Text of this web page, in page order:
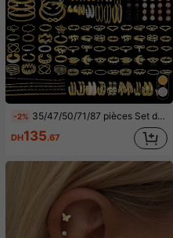
-2% 35/47/50/71/87 pièces Set de bijoux style bohème, comprenant des boucles d'oreilles, colliers, bagues, bracelets avec motifs cœur, torsadé, papillon, géométrique, vague. Ensemble d'accessoires polyvalents pour femmes, styles aléatoires
DH135.67